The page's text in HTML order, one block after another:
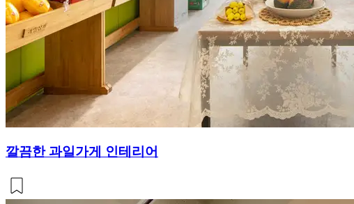
깔끔한 과일가게 인테리어